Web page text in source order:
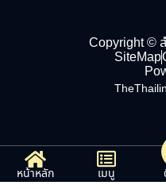
Copyright ©
SiteMap
หน้าหลัก เมนู